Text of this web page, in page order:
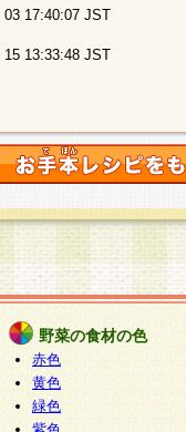
03 17:40:07 JST
15 13:33:48 JST
野菜の食材の色
赤色
黄色
緑色